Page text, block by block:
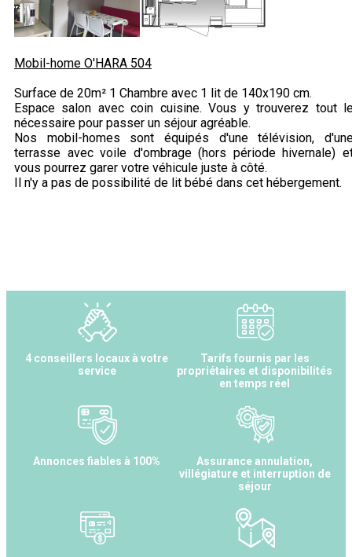
Mobil-home O'HARA 504
Surface de 20m² 1 Chambre avec 1 lit de 140x190 cm.
Espace salon avec coin cuisine. Vous y trouverez tout
nécessaire pour passer un séjour agréable.
Nos mobil-homes sont équipés d'une télévision,
terrasse avec voile d'ombrage (hors période hivernale)
vous pourrez garer votre véhicule juste à côté.
Il n'y a pas de possibilité de lit bébé dans cet hébergement.
4 conseillers locaux à votre
service
Tarifs fournis par les
propriétaires et disponibilités
en temps réel
Annonces fiables à 100%
Assurance annulation,
villégiature et interruption de
séjour